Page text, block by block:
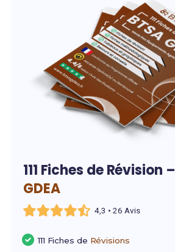
111 Fiches de Révision –
GDEA
4,3 • 26 Avis
111 Fiches de Révisions